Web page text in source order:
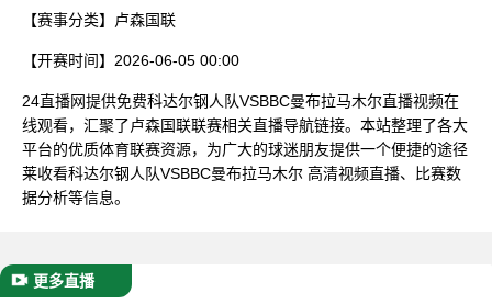
【赛事分类】 卢森国联
【开赛时间】 2026-06-05 00:00
24直播网提供免费科达尔钢人队VSBBC曼布拉马木尔直播视频在
线观看，汇聚了卢森国联联赛相关直播导航链接。本站整理了各大
平台的优质体育联赛资源，为广大的球迷朋友提供一个便捷的途径
莱收看科达尔钢人队VSBBC曼布拉马木尔 高清视频直播、比赛数
据分析等信息。
更多直播